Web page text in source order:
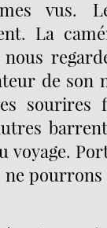
vus.
La
de son
sourires